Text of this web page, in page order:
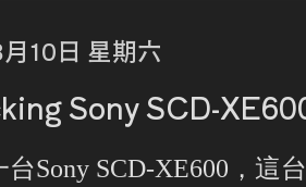
10日 星期六
Sony SCD-
台Sony SCD-XE600，這